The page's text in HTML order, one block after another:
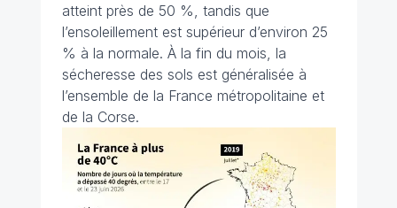
atteint près de 50 %, tandis que
l’ensoleillement est supérieur d’environ 25
% à la normale. À la fin du mois, la
sécheresse des sols est généralisée à
l’ensemble de la France métropolitaine et
de la Corse.